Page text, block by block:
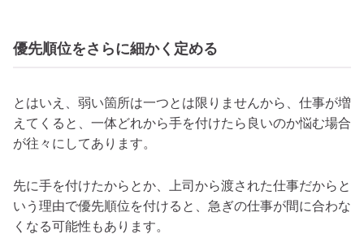
優先順位をさらに細かく定める
とはいえ、弱い箇所は一つとは限りませんから、仕事が増
えてくると、一体どれから手を付けたら良いのか悩む場合
が往々にしてあります。
先に手を付けたからとか、上司から渡された仕事だからと
いう理由で優先順位を付けると、急ぎの仕事が間に合わな
くなる可能性もあります。